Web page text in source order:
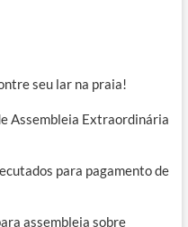
seu lar na praia!
Assembleia Extraordinária
para pagamento de
assembleia sobre